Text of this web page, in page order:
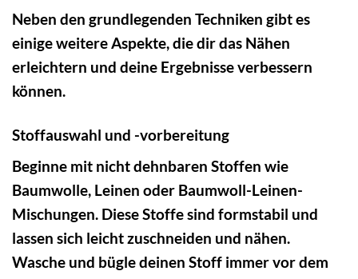
Neben den grundlegenden Techniken gibt es
einige weitere Aspekte, die dir das Nähen
erleichtern und deine Ergebnisse verbessern
können.
Stoffauswahl und -vorbereitung
Beginne mit nicht dehnbaren Stoffen wie
Baumwolle, Leinen oder Baumwoll-Leinen-
Mischungen. Diese Stoffe sind formstabil und
lassen sich leicht zuschneiden und nähen.
Wasche und bügle deinen Stoff immer vor dem